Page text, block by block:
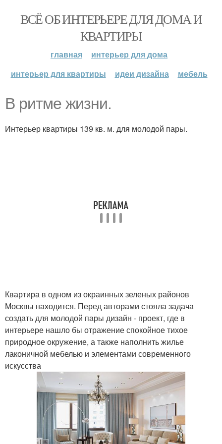
ВСЁ ОБ ИНТЕРЬЕРЕ ДЛЯ ДОМА И
КВАРТИРЫ
главная
интерьер для дома
интерьер для квартиры
идеи дизайна мебель
В ритме жизни.
Интерьер квартиры 139 кв. м. для молодой пары.
Квартира в одном из окраинных зеленых районов
Москвы находится. Перед авторами стояла задача
создать для молодой пары дизайн - проект, где в
интерьере нашло бы отражение спокойное тихое
природное окружение, а также наполнить жилье
лаконичной мебелью и элементами современного
искусства